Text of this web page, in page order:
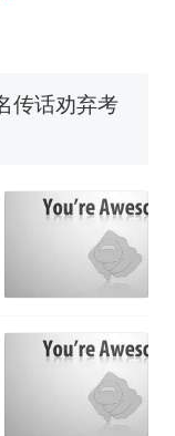
？教育局：
刀的女孩，
家”改写了